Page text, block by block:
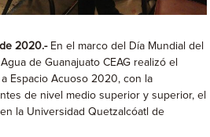
de 2020.- En el marco del Día Mundial del
de Guanajuato CEAG realizó el
Espacio Acuoso 2020, con la
de nivel medio superior y superior, el
la Universidad Quetzalcóatl de